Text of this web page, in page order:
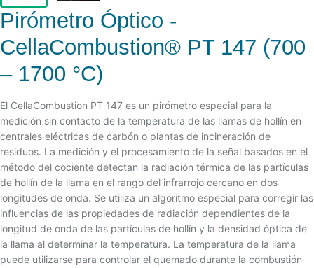
Pirómetro Óptico -
CellaCombustion® PT 147 (700
– 1700 °C)
El CellaCombustion PT 147 es un pirómetro especial para la
medición sin contacto de la temperatura de las llamas de hollín en
centrales eléctricas de carbón o plantas de incineración de
residuos. La medición y el procesamiento de la señal basados en el
método del cociente detectan la radiación térmica de las partículas
de hollín de la llama en el rango del infrarrojo cercano en dos
longitudes de onda. Se utiliza un algoritmo especial para corregir las
influencias de las propiedades de radiación dependientes de la
longitud de onda de las partículas de hollín y la densidad óptica de
la llama al determinar la temperatura. La temperatura de la llama
puede utilizarse para controlar el quemado durante la combustión